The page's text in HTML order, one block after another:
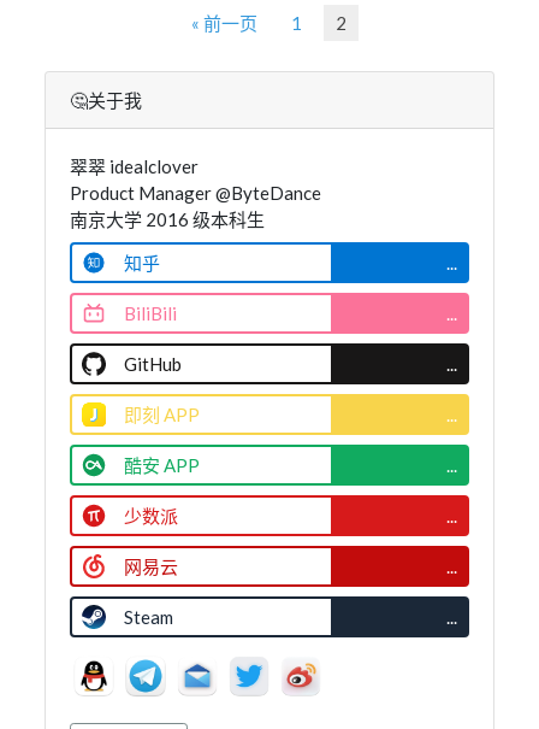
« 前一页 1 2
🤔关于我
翠翠 idealclover
Product Manager @ByteDance
南京大学 2016 级本科生
知乎
...
BiliBili ...
GitHub ...
即刻 APP ...
酷安 APP ...
少数派 ...
网易云 ...
Steam ...